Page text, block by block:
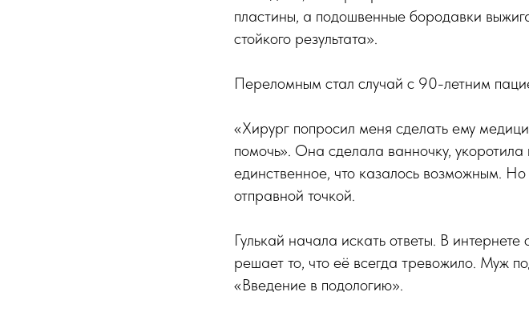
пластины, а подошвенные бородавки
стойкого результата».
Переломным стал случай с 90-летним
«Хирург попросил меня сделать ему
помочь». Она сделала ванночку,
единственное, что казалось возможным.
отправной точкой.
Гулькай начала искать ответы. В
решает то, что её всегда тревожило. Муж
«Введение в подологию».